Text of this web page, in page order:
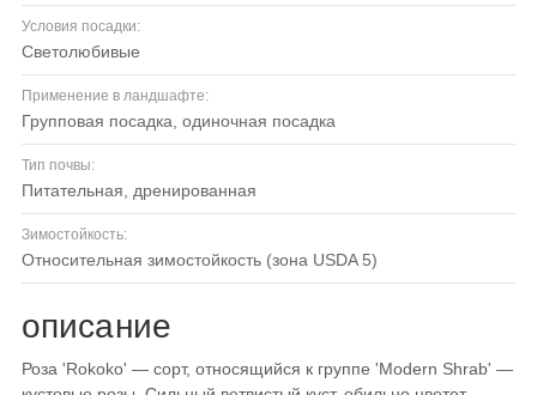
Условия посадки:
светолюбивые
Применение в ландшафте:
групповая посадка, одиночная посадка
Тип почвы:
питательная, дренированная
Зимостойкость:
относительная зимостойкость (зона USDA 5)
описание
Роза 'Rokoko' — сорт, относящийся к группе 'Modern Shrab' —